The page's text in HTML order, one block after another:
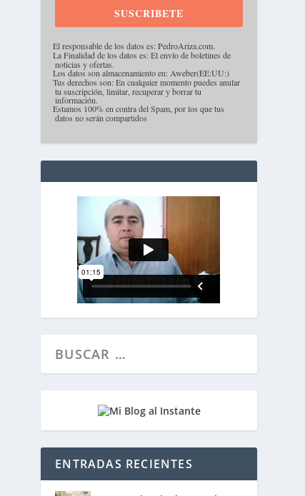
SUSCRIBETE
El responsable de los datos es: PedroAriza.com.
La Finalidad de los datos es: El envío de boletines de
noticias y ofertas.
Los datos son almacenamiento en: Aweber(EE:UU:)
Tus derechos son: En cualquier momento puedes anular
tu suscripción, limitar, recuperar y borrar tu
información.
Estamos 100% en contra del Spam, por los que tus
datos no serán compartidos
ENTRADAS RECIENTES